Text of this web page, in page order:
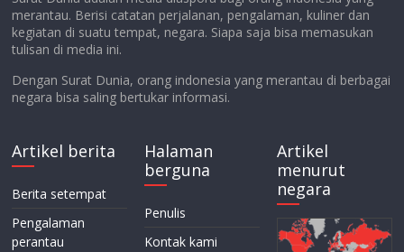
merantau. Berisi catatan perjalanan, pengalaman, kuliner dan
kegiatan di suatu tempat, negara. Siapa saja bisa memasukan
tulisan di media ini.
Dengan Surat Dunia, orang indonesia yang merantau di berbagai
negara bisa saling bertukar informasi.
Artikel berita
Berita setempat
Pengalaman
perantau
Halaman
berguna
Penulis
Kontak kami
Artikel
menurut
negara